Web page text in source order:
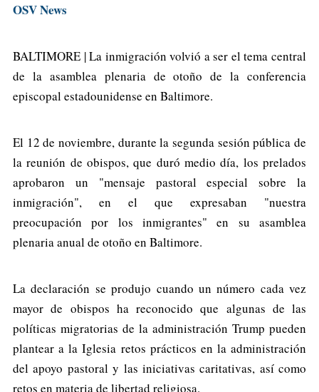
OSV News
BALTIMORE | La inmigración volvió a ser el tema central
de la asamblea plenaria de otoño de la conferencia
episcopal estadounidense en Baltimore.
El 12 de noviembre, durante la segunda sesión pública de
la reunión de obispos, que duró medio día, los prelados
aprobaron un "mensaje pastoral especial sobre la
inmigración", en el que expresaban "nuestra
preocupación por los inmigrantes" en su asamblea
plenaria anual de otoño en Baltimore.
La declaración se produjo cuando un número cada vez
mayor de obispos ha reconocido que algunas de las
políticas migratorias de la administración Trump pueden
plantear a la Iglesia retos prácticos en la administración
del apoyo pastoral y las iniciativas caritativas, así como
retos en materia de libertad religiosa.